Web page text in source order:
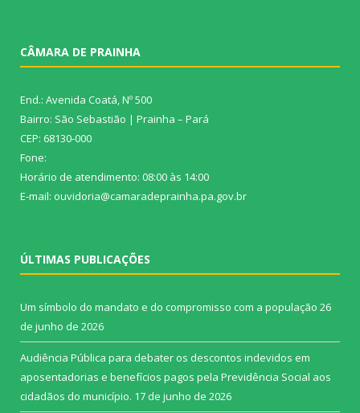
CÂMARA DE PRAINHA
End.: Avenida Coatá, Nº 500
Bairro: São Sebastião | Prainha – Pará
CEP: 68130-000
Fone:
Horário de atendimento: 08:00 às 14:00
E-mail: ouvidoria@camaradeprainha.pa.gov.br
ÚLTIMAS PUBLICAÇÕES
Um símbolo do mandato e do compromisso com a população 26
de junho de 2026
Audiência Pública para debater os descontos indevidos em
aposentadorias e benefícios pagos pela Previdência Social aos
cidadãos do município. 17 de junho de 2026